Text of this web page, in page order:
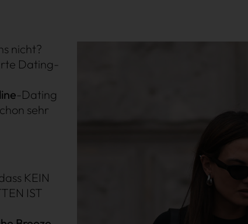
nicht?
Dating-
-Dating
sehr
KEIN
IST